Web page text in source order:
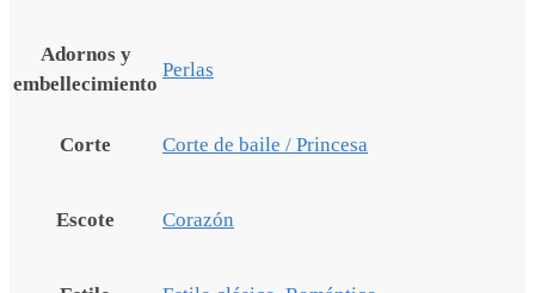
Adornos y
embellecimiento
Perlas
Corte Corte de baile / Princesa
Escote Corazón